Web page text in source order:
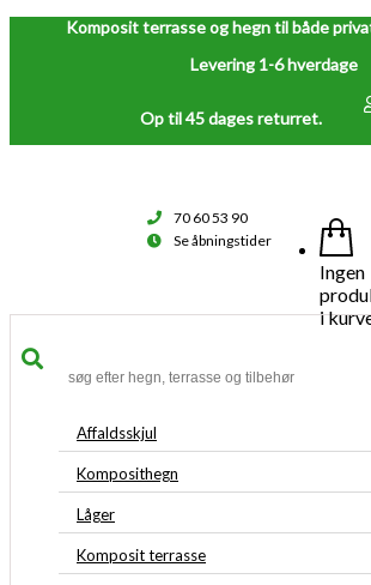
Komposit terrasse og hegn til både
Levering 1-6 hverdage
Op til 45 dages returret.
70 60 53 90
Se åbningstider
Ingen
i
Affaldsskjul
Komposithegn
Låger
Komposit terrasse